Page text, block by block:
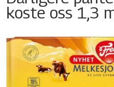
koste oss 1,3